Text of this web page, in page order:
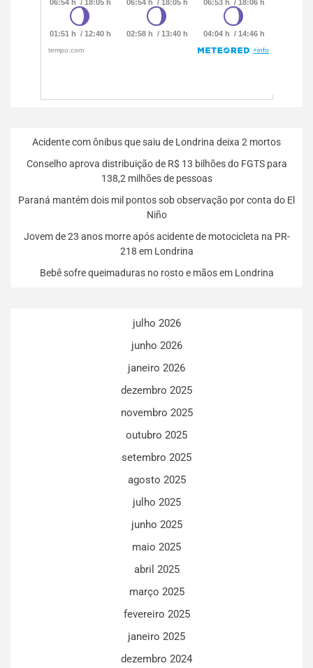
Acidente com ônibus que saiu de Londrina deixa 2 mortos
Conselho aprova distribuição de R$ 13 bilhões do FGTS para
138,2 milhões de pessoas
Paraná mantém dois mil pontos sob observação por conta do El
Niño
Jovem de 23 anos morre após acidente de motocicleta na PR-
218 em Londrina
Bebê sofre queimaduras no rosto e mãos em Londrina
julho 2026
junho 2026
janeiro 2026
dezembro 2025
novembro 2025
outubro 2025
setembro 2025
agosto 2025
julho 2025
junho 2025
maio 2025
abril 2025
março 2025
fevereiro 2025
janeiro 2025
dezembro 2024